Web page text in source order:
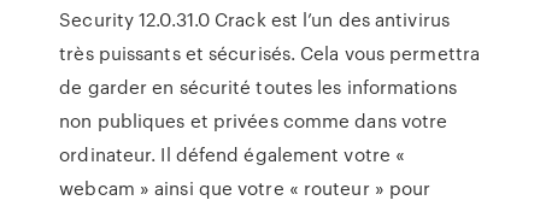
Security 12.0.31.0 Crack est l’un des antivirus
très puissants et sécurisés. Cela vous permettra
de garder en sécurité toutes les informations
non publiques et privées comme dans votre
ordinateur. Il défend également votre «
webcam » ainsi que votre « routeur » pour